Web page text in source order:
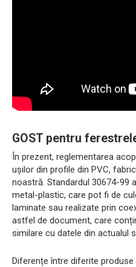
GOST pentru
În prezent, reglementarea
ușilor din profile din PVC,
noastră. Standardul 30674-99
metal-plastic, care pot fi de
laminate sau realizate prin
astfel de document, care
similare cu datele din actualul
Diferențe între diferite